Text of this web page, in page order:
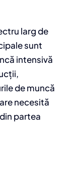
larg de
sunt
intensivă
de muncă
necesită
partea